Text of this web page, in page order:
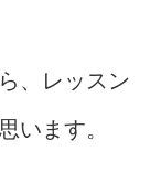
、レッスン
います。